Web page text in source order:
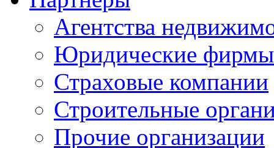
Агентства
Юридические фирмы
Страховые компании
Строительные
Прочие организации